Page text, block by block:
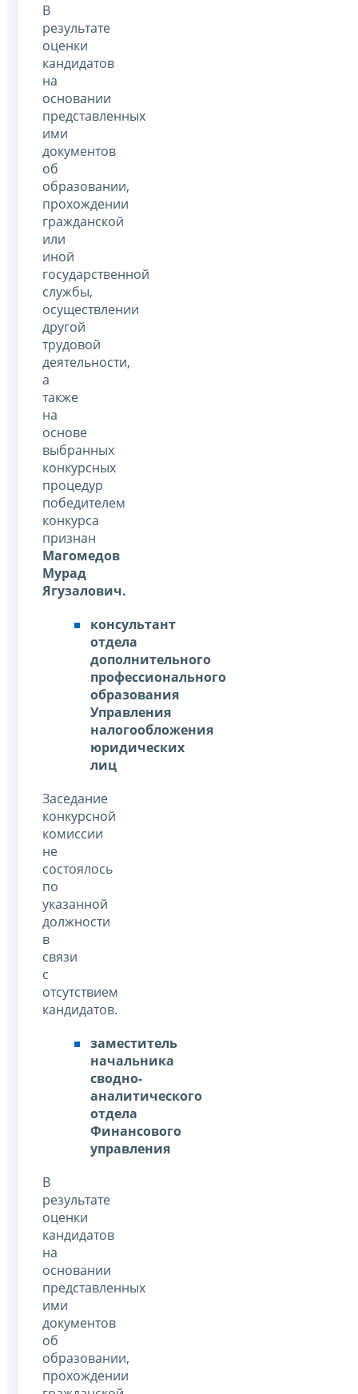
В
результате
оценки
кандидатов
на
основании
представленных
ими
документов
об
образовании,
прохождении
гражданской
или
иной
государственной
службы,
осуществлении
другой
трудовой
деятельности,
а
также
на
основе
выбранных
конкурсных
процедур
победителем
конкурса
признан
Магомедов
Мурад
Ягузалович.
консультант
отдела
дополнительного
профессионального
образования
Управления
налогообложения
юридических
лиц
Заседание
конкурсной
комиссии
не
состоялось
по
указанной
должности
в
связи
с
отсутствием
кандидатов.
заместитель
начальника
сводно-
аналитического
отдела
Финансового
управления
В
результате
оценки
кандидатов
на
основании
представленных
ими
документов
об
образовании,
прохождении